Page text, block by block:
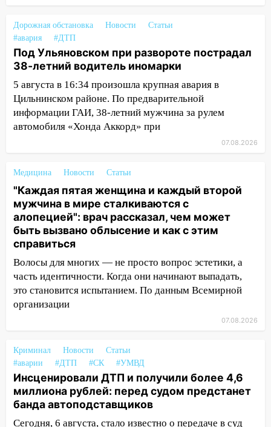
11:00 В Канадее горел жилой дом
10:18 Губернатор Ульяновской области:
уничтожено четыре беспилотника в
регионе
10:00 В Ульяновске дотла сгорел
легковой автомобиль
09:39 В Ульяновске будут судить десять
наркодилеров, снабжавших две области
09:25
Вынесли приговор дебоширам,
08:27 Ульяновская полиция получила
один из шести уникальных автомобилей
в России
07:02
погода в Ульяновске днем 5 августа
06:10 Двое мигрантов изнасиловали 13-
летнюю девочку в центре Ульяновска
Мертвеца выкопали, посадили в
05:30
Астрологи назвали самый
опасный день августа: что ждет каждый
знак 5 августа
04.08.2026
Дорожная обстановка Новости
Статьи
#авария
#ДТП
Под Ульяновском при развороте пострадал
38-летний водитель иномарки
5 августа в 16:34 произошла крупная авария в
Цильнинском районе. По предварительной
информации ГАИ, 38-летний мужчина за рулем
автомобиля «Хонда Аккорд» при
07.08.2026
Медицина Новости Статьи
"Каждая пятая женщина и каждый второй
мужчина в мире сталкиваются с
алопецией": врач рассказал, чем может
быть вызвано облысение и как с этим
справиться
Волосы для многих — не просто вопрос эстетики, а
часть идентичности. Когда они начинают выпадать,
это становится испытанием. По данным Всемирной
организации
07.08.2026
Криминал Новости
Статьи
#аварии
#ДТП #СК #УМВД
Инсценировали ДТП и получили более 4,6
миллиона рублей: перед судом предстанет
банда автоподставщиков
Сегодня, 6 августа, стало известно о передаче в суд